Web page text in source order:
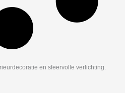
en sfeervolle verlichting.